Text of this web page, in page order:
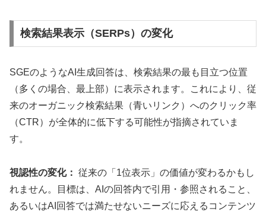
検索結果表示（SERPs）の変化
SGEのようなAI生成回答は、検索結果の最も目立つ位置
（多くの場合、最上部）に表示されます。これにより、従
来のオーガニック検索結果（青いリンク）へのクリック率
（CTR）が全体的に低下する可能性が指摘されていま
す。
視認性の変化： 従来の「1位表示」の価値が変わるかもし
れません。目標は、AIの回答内で引用・参照されること、
あるいはAI回答では満たせないニーズに応えるコンテンツ